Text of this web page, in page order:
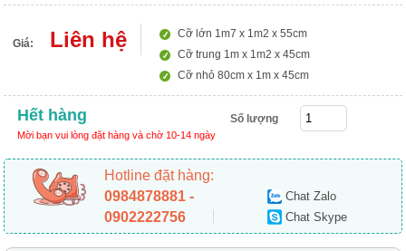
Giá: Liên hệ
Cỡ lớn 1m7 x 1m2 x 55cm
Cỡ trung 1m x 1m2 x 45cm
Cỡ nhỏ 80cm x 1m x 45cm
Hết hàng
Mời bạn vui lòng đặt hàng và chờ 10-14 ngày
Số lượng
Hotline đặt hàng:
0984878881 -
0902222756
Chat Zalo
Chat Skype